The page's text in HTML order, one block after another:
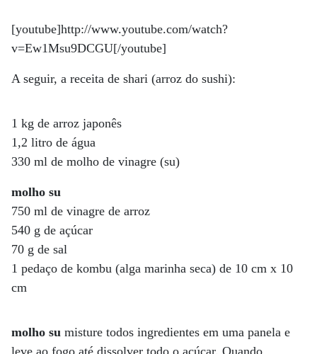
[youtube]http://www.youtube.com/watch?
v=Ew1Msu9DCGU[/youtube]
A seguir, a receita de shari (arroz do sushi):
1 kg de arroz japonês
1,2 litro de água
330 ml de molho de vinagre (su)
molho su
750 ml de vinagre de arroz
540 g de açúcar
70 g de sal
1 pedaço de kombu (alga marinha seca) de 10 cm x 10
cm
molho su misture todos ingredientes em uma panela e
leve ao fogo até dissolver todo o açúcar. Quando